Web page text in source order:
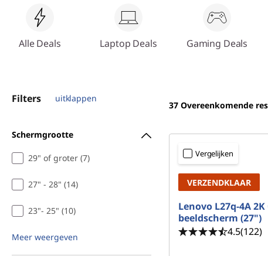
n
Alle Deals Laptop Deals Gaming Deals
Filters uitklappen
Schermgrootte
29" of groter (7)
27" - 28" (14)
23"- 25" (10)
Meer weergeven
37 Overeenkomende
Vergelijken
VERZENDKLAAR
Lenovo L27q-4A 2K
beeldscherm (27")
4.5(122)